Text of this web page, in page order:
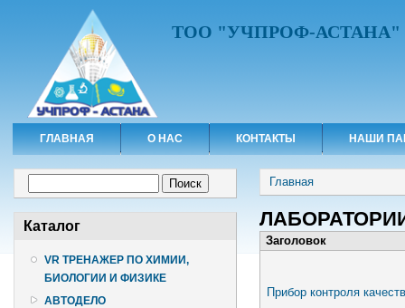
ТОО "УЧПРОФ-АСТАНА"
ГЛАВНАЯ О НАС КОНТАКТЫ НАШИ
Каталог
VR ТРЕНАЖЕР ПО ХИМИИ,
БИОЛОГИИ И ФИЗИКЕ
АВТОДЕЛО
Вы здесь
Главная
Заголовок
Прибор контроля